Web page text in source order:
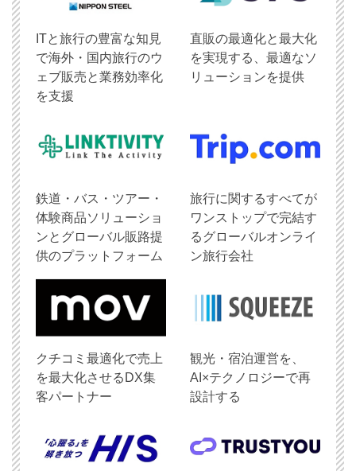
ITと旅行の豊富な知見
で海外・国内旅行のウ
ェブ販売と業務効率化
を支援
直販の最適化と最大化
を実現する、最適なソ
リューションを提供
鉄道・バス・ツアー・
体験商品ソリューショ
ンとグローバル販路提
供のプラットフォーム
旅行に関するすべてが
ワンストップで完結す
るグローバルオンライ
ン旅行会社
クチコミ最適化で売上
を最大化させるDX集
客パートナー
観光・宿泊運営を、
AI×テクノロジーで再
設計する